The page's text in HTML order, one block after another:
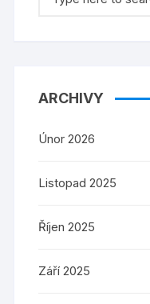
for:
ARCHIVY
Únor 2026
Listopad 2025
Říjen 2025
Září 2025